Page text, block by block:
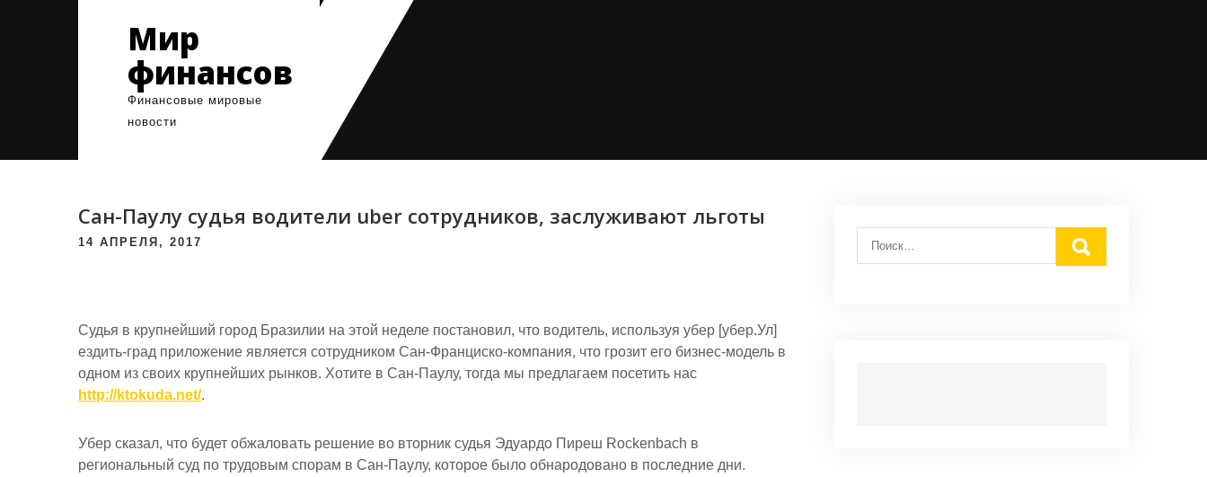
Мир
финансов
Финансовые мировые
новости
Сан-Паулу судья водители uber сотрудников, заслуживают льготы
14 АПРЕЛЯ, 2017
Судья в крупнейший город Бразилии на этой неделе постановил, что водитель, используя убер [убер.Ул]
ездить-град приложение является сотрудником Сан-Франциско-компания, что грозит его бизнес-модель в
одном из своих крупнейших рынков. Хотите в Сан-Паулу, тогда мы предлагаем посетить нас
http://ktokuda.net/.
Убер сказал, что будет обжаловать решение во вторник судья Эдуардо Пиреш Rockenbach в
региональный суд по трудовым спорам в Сан-Паулу, которое было обнародовано в последние дни.